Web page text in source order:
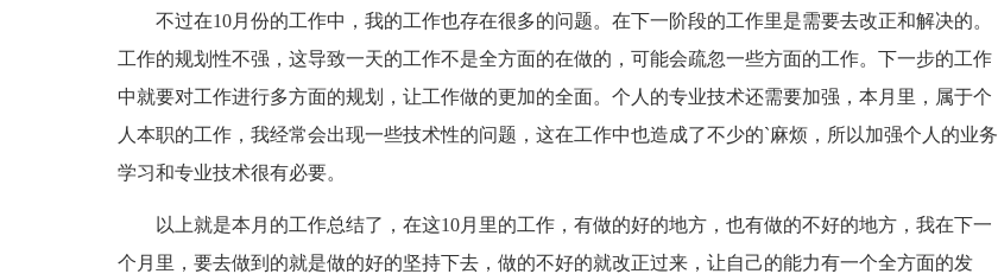
不过在10月份的工作中，我的工作也存在很多的问题。在下一阶段的工作里是需要去改正和解决的。
工作的规划性不强，这导致一天的工作不是全方面的在做的，可能会疏忽一些方面的工作。下一步的工作
中就要对工作进行多方面的规划，让工作做的更加的全面。个人的专业技术还需要加强，本月里，属于个
人本职的工作，我经常会出现一些技术性的问题，这在工作中也造成了不少的`麻烦，所以加强个人的业务
学习和专业技术很有必要。
以上就是本月的工作总结了，在这10月里的工作，有做的好的地方，也有做的不好的地方，我在下一
个月里，要去做到的就是做的好的坚持下去，做的不好的就改正过来，让自己的能力有一个全方面的发